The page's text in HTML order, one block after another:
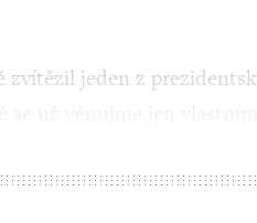
zvítězil jeden z